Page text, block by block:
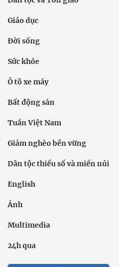
Giáo dục
Đời sống
Sức khỏe
Ô tô xe máy
Bất động sản
Tuần Việt Nam
Giảm nghèo bền vững
Dân tộc thiểu số và miền núi
English
Ảnh
Multimedia
24h qua